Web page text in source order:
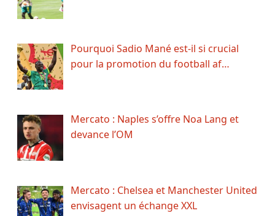
Pourquoi Sadio Mané est-il si crucial
pour la promotion du football af…
Mercato : Naples s’offre Noa Lang et
devance l’OM
Mercato : Chelsea et Manchester United
envisagent un échange XXL